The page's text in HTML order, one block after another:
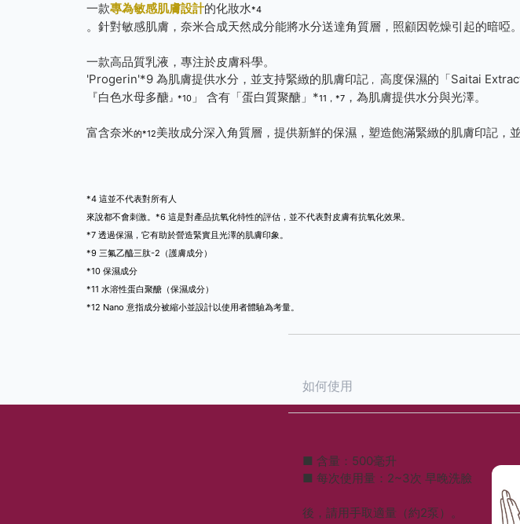
一款專為敏感肌膚設計的化妝水*4
。針對敏感肌膚，奈米合成天然成分能將水分送達角質層，照顧因乾燥引起的暗啞
一款高品質乳液，專注於皮膚科學。
'Progerin'*9 為肌膚提供水分，並支持緊緻的肌膚印記 ， 高度保濕的「Saitai
『白色水母多醣』*10 」 含有「蛋白質聚醣」*11，*7 ，為肌膚提供水分與光澤。
富含奈米的*12美妝成分深入角質層，提供新鮮的保濕，塑造飽滿緊緻的肌膚印記，
*4 這並不代表對所有人
來說都不會刺激。*6 這是對產品抗氧化特性的評估，並不代表對皮膚有抗氧化效果。
*7 透過保濕，它有助於營造緊實且光澤的肌膚印象。
*9 三氟乙醯三肽-2（護膚成分）
*10 保濕成分
*11 水溶性蛋白聚醣（保濕成分）
*12 Nano 意指成分被縮小並設計以使用者體驗為考量。
如何使用
■ 含量：500毫升
■ 每次使用量：2~3次 早晚洗臉
後，請用手取適量（約2泵）。